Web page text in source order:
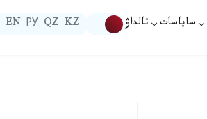
ساياسات تالداۋ KZ
QZ
РУ
EN